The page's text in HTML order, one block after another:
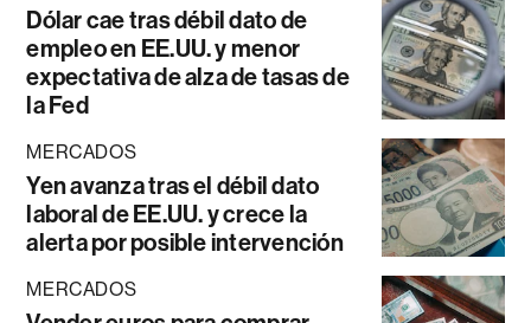
Dólar cae tras débil dato de
empleo en EE.UU. y menor
expectativa de alza de tasas de
la Fed
MERCADOS
Yen avanza tras el débil dato
laboral de EE.UU. y crece la
alerta por posible intervención
MERCADOS